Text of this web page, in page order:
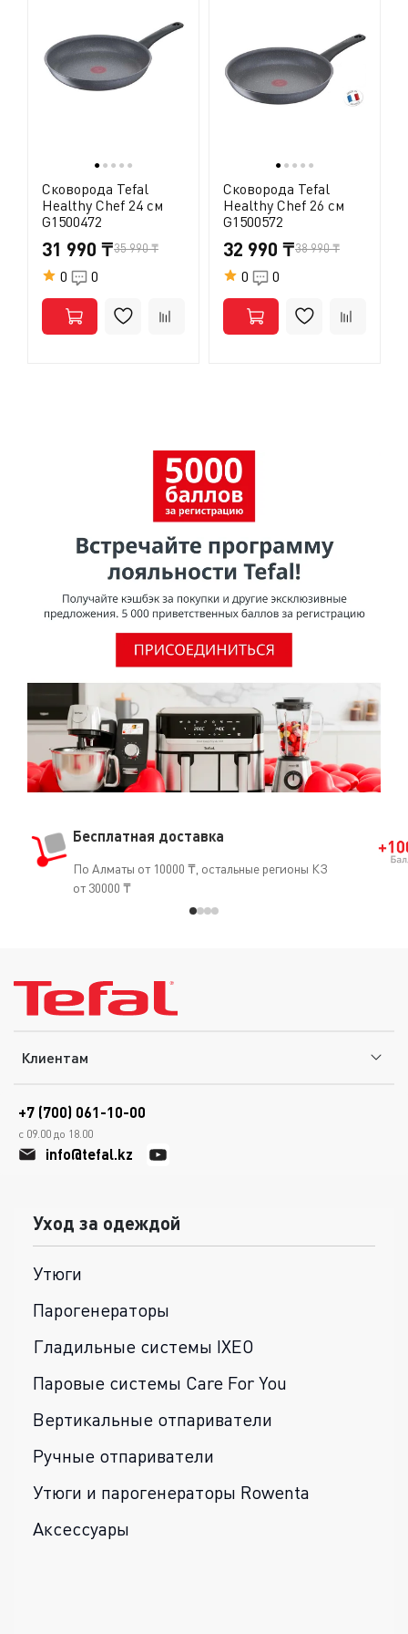
здравоохранения) отнесла ПТФЭ к группе 3 [Том 19, 288
(1979) и Дополнение 7.70 (1987)], признав, что он не
является канцерогеном для человека.О том, что ПТФЭ
безопасен для использования, свидетельствует и тот
● ● ● ● ●
Сковорода Tefal
Healthy Chef 24 cм
G1500472
31 990 ₸35 990 ₸
0 0
● ● ● ● ●
Сковорода Tefal
Healthy Chef 26 см
G1500572
32 990 ₸38 990 ₸
0 0
Бесплатная доставка
По Алматы от 10000 ₸, остальные регионы КЗ
от 30000 ₸
Клиентам
+7 (700) 061-10-00
с 09.00 до 18.00
info@tefal.kz
Уход за одеждой
Утюги
Парогенераторы
Гладильные системы IXEO
Паровые системы Care For You
Вертикальные отпариватели
Ручные отпариватели
Утюги и парогенераторы Rowenta
Аксессуары